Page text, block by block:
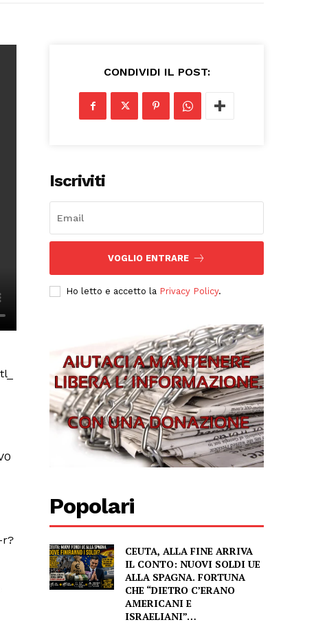
CONDIVIDI IL POST:
Iscriviti
VOGLIO ENTRARE
Ho letto e accetto la Privacy Policy.
Popolari
CEUTA, ALLA FINE ARRIVA
IL CONTO: NUOVI SOLDI UE
ALLA SPAGNA. FORTUNA
CHE “DIETRO C’ERANO
AMERICANI E
ISRAELIANI”…